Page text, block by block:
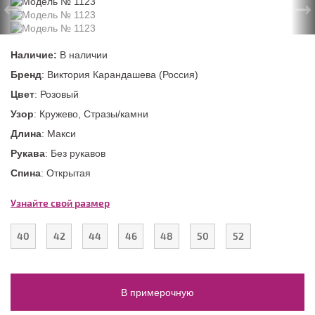
← →
Наличие: В наличии
Бренд: Виктория Карандашева (Россия)
Цвет: Розовый
Узор: Кружево, Стразы/камни
Длина: Макси
Рукава: Без рукавов
Спина: Открытая
Узнайте свой размер
40 42 44 46 48 50 52
В примерочную